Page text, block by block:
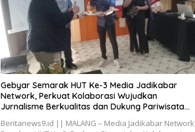
Gebyar Semarak HUT Ke-3 Media Jadikabar
Network, Perkuat Kolaborasi Wujudkan
Jurnalisme Berkualitas dan Dukung Pariwisata
Beritanews9.id || MALANG – Media Jadikabar Network